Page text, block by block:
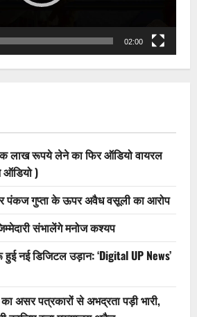
02:00
लाख रूपये लेने का फिर ऑडियो वायरल
ऑडियो )
पंकज गुप्ता के ऊपर अवैध वसूली का आरोप
संभालेंगे मनोज कश्यप
नई डिजिटल उड़ान: ‘Digital UP News’
असर पत्रकारों से अभद्रता पड़ी भारी,